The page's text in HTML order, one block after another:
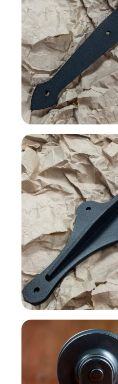
Дизайн мастерская RIDS2.0®
Москва - производство картин
на холсте ( Москва,
Полимерная дом 8 \ ПН-ПТ 9-
18 | СБ 10-16 \ Посещение — по
предварительной записи)
Сочи - Производство дверей и
мебели (Доставка по РФ )
Связь с нами:
спама предпочитаем общение
через мессенджеры. Главный
канал — Max Напишите нам, и
мы оперативно ответим.
ridsloft@gmail.com
+7 958 581 3200